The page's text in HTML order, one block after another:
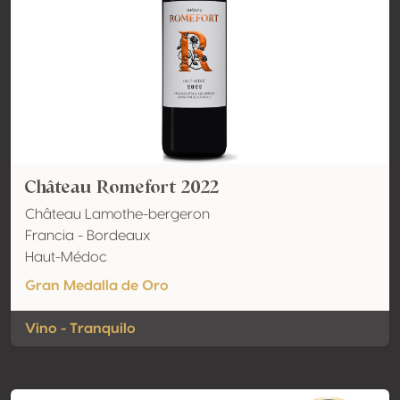
Château Romefort 2022
Château Lamothe-bergeron
Francia - Bordeaux
Haut-Médoc
Gran Medalla de Oro
Vino - Tranquilo